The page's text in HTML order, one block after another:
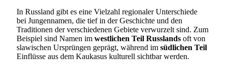
In Russland gibt es eine Vielzahl regionaler Unterschiede
bei Jungennamen, die tief in der Geschichte und den
Traditionen der verschiedenen Gebiete verwurzelt sind. Zum
Beispiel sind Namen im westlichen Teil Russlands oft von
slawischen Ursprüngen geprägt, während im südlichen Teil
Einflüsse aus dem Kaukasus kulturell sichtbar werden.